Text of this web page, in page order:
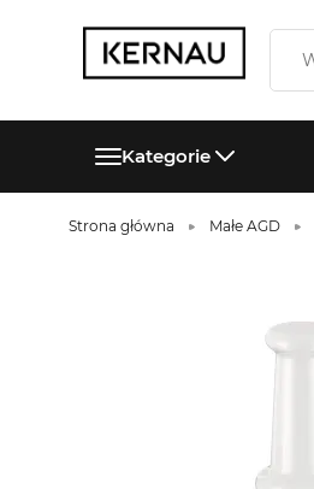
Kategorie
Strona główna Małe AGD